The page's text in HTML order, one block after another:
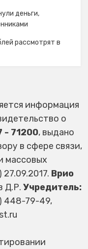
деньги,
рассмотрят в
информация
о
71200, выдано
в сфере связи,
массовых
Врио
Д.Р. Учредитель:
448-79-49,